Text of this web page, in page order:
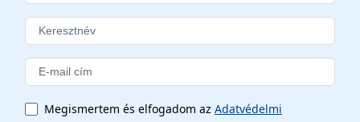
Megismertem és elfogadom az Adatvédelmi